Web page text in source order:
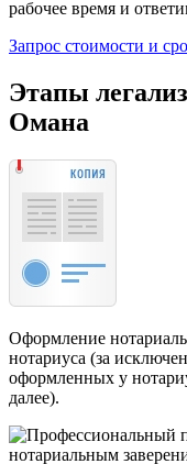
рабочее время и
Запрос стоимости и
Этапы
Омана
Оформление
нотариуса (за
оформленных у
далее).